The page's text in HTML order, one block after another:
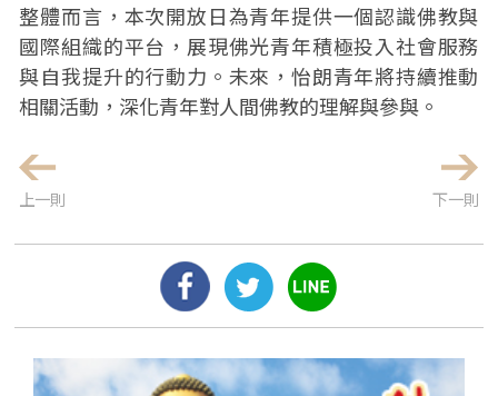
整體而言，本次開放日為青年提供一個認識佛教與
國際組織的平台，展現佛光青年積極投入社會服務
與自我提升的行動力。未來，怡朗青年將持續推動
相關活動，深化青年對人間佛教的理解與參與。
上一則 下一則